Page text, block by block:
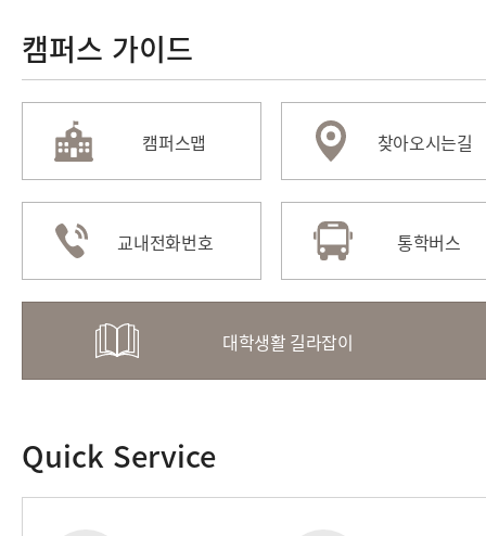
캠퍼스 가이드
캠퍼스맵 찾아오시는길
교내전화번호 통학버스
대학생활 길라잡이
Quick Service